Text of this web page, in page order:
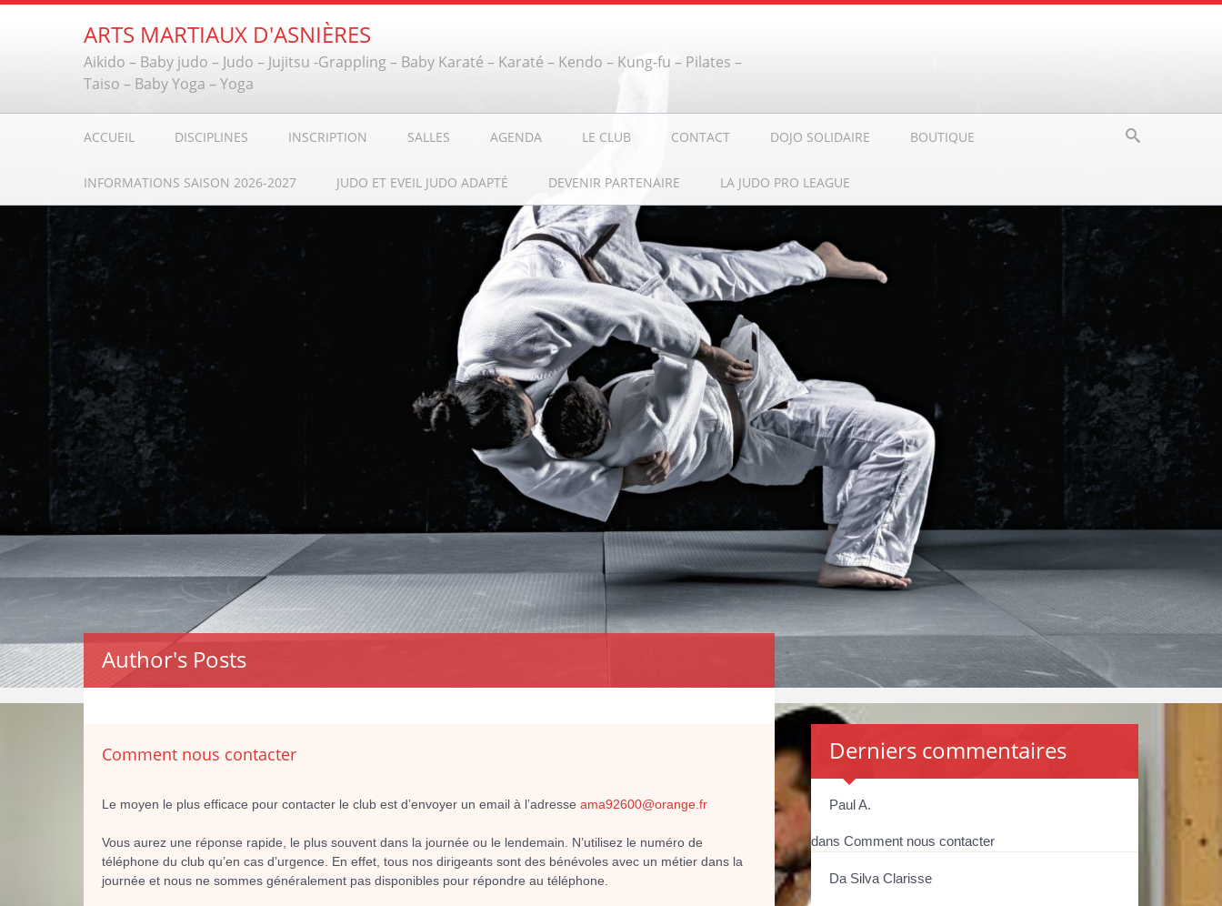
ARTS MARTIAUX D'ASNIÈRES
Aikido – Baby judo – Judo – Jujitsu -Grappling – Baby Karaté – Karaté – Kendo – Kung-fu – Pilates –
Taiso – Baby Yoga – Yoga
ACCUEIL DISCIPLINES INSCRIPTION SALLES AGENDA LE CLUB CONTACT DOJO SOLIDAIRE BOUTIQUE
INFORMATIONS SAISON 2026-2027 JUDO ET EVEIL JUDO ADAPTÉ DEVENIR PARTENAIRE LA JUDO PRO LEAGUE
Author's Posts
Comment nous contacter
Le moyen le plus efficace pour contacter le club est d’envoyer un email à l’adresse ama92600@orange.fr
Vous aurez une réponse rapide, le plus souvent dans la journée ou le lendemain. N’utilisez le numéro de
téléphone du club qu’en cas d’urgence. En effet, tous nos dirigeants sont des bénévoles avec un métier dans la
journée et nous ne sommes généralement pas disponibles pour répondre au téléphone.
Derniers commentaires
Paul A.
dans Comment nous contacter
Da Silva Clarisse